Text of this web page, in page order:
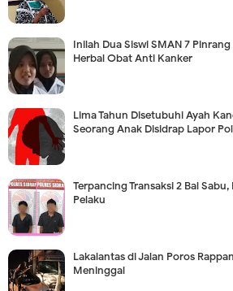
Inilah Dua Siswi SMAN 7
Herbal Obat Anti Kanker
Lima Tahun Disetubuhi Ayah
Seorang Anak Disidrap Lapor
Terpancing Transaksi 2 Bal
Pelaku
Lakalantas di Jalan Poros
Meninggal